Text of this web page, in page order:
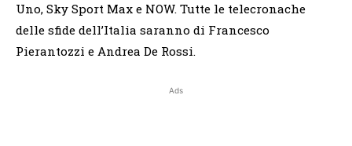
Uno, Sky Sport Max e NOW. Tutte le telecronache
delle sfide dell’Italia saranno di Francesco
Pierantozzi e Andrea De Rossi.
Ads